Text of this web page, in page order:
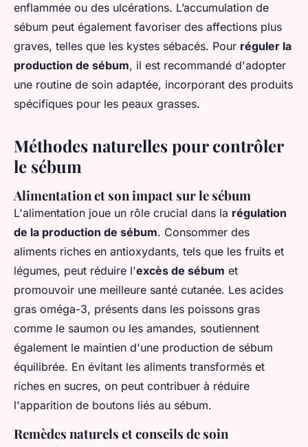
enflammée ou des ulcérations. L’accumulation de
sébum peut également favoriser des affections plus
graves, telles que les kystes sébacés. Pour réguler la
production de sébum, il est recommandé d'adopter
une routine de soin adaptée, incorporant des produits
spécifiques pour les peaux grasses.
Méthodes naturelles pour contrôler
le sébum
Alimentation et son impact sur le sébum
L'alimentation joue un rôle crucial dans la régulation
de la production de sébum. Consommer des
aliments riches en antioxydants, tels que les fruits et
légumes, peut réduire l'excès de sébum et
promouvoir une meilleure santé cutanée. Les acides
gras oméga-3, présents dans les poissons gras
comme le saumon ou les amandes, soutiennent
également le maintien d'une production de sébum
équilibrée. En évitant les aliments transformés et
riches en sucres, on peut contribuer à réduire
l'apparition de boutons liés au sébum.
Remèdes naturels et conseils de soin